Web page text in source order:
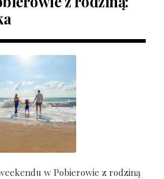
w Pobierowie z rodziną